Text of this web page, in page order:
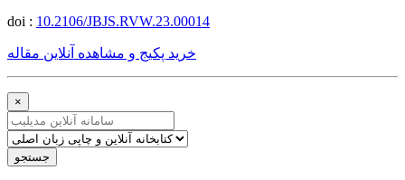
doi : 10.2106/JBJS.RVW.23.00014
خرید پکیج و مشاهده آنلاین مقاله
×
جستجو